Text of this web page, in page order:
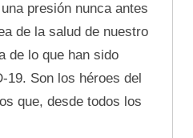
presión nunca antes
de la salud de nuestro
de lo que han sido
Son los héroes del
que, desde todos los